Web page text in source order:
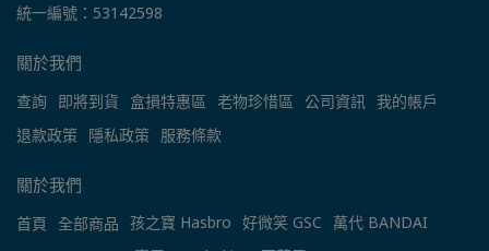
統一編號：53142598
關於我們
查詢 即將到貨 盒損特惠區 老物珍惜區 公司資訊
我的帳戶
退款政策 隱私政策 服務條款
關於我們
首頁 全部商品 孩之寶 Hasbro 好微笑 GSC
萬代 BANDAI